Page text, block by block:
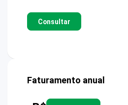
Consultar
Faturamento anual